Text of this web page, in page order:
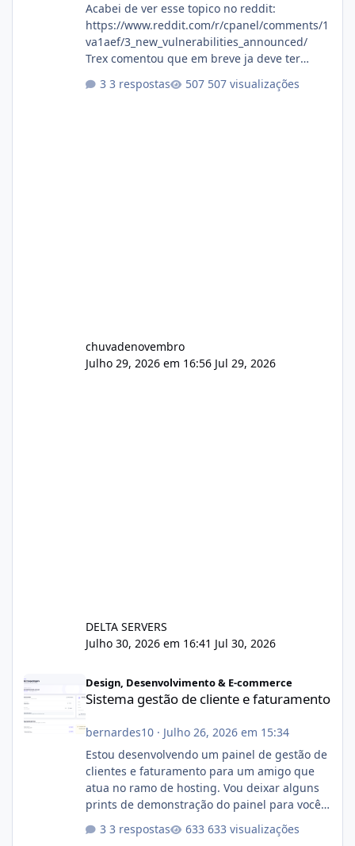
Acabei de ver esse topico no reddit:
https://www.reddit.com/r/cpanel/comments/1
va1aef/3_new_vulnerabilities_announced/
Trex comentou que em breve ja deve ter
3 respostas 507 visualizações
chuvadenovembro
Julho 29, 2026 em 16:56 Jul 29, 2026
DELTA SERVERS
Julho 30, 2026 em 16:41 Jul 30, 2026
Design, Desenvolvimento & E-commerce
Sistema gestão de cliente e faturamento
bernardes10· Julho 26, 2026 em 15:34
Estou desenvolvendo um painel de gestão de
clientes e faturamento para um amigo que
atua no ramo de hosting. Vou deixar alguns
prints de demonstração do painel para vocês
com cerca de 80% concluído e conta com
3 respostas 633 visualizações